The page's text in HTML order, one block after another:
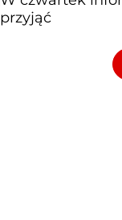
przyjąć